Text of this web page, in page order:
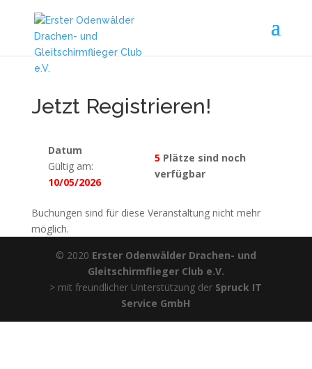
Jetzt Registrieren!
Datum
Gültig am:
10/05/2026
5Plätze sind noch
verfügbar
Buchungen sind für diese Veranstaltung nicht mehr
möglich.
© 2020 Erster Odenwälder Drachen- und
Gleitschirmflieger Club e.V.
> mit freundlicher Unterstützung der Spruck IT
Service GmbH